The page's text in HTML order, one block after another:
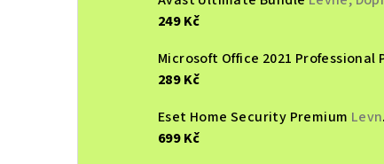
249 Kč
289 Kč
Eset Home Security Premium Levně, Doprava zdarma
699 Kč